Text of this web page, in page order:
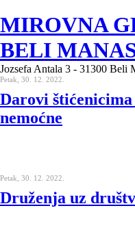
MIROVNA
BELI
Jozsefa Antala 3 - 31300 Beli
Petak, 30. 12. 2022.
Darovi
nemoćne
Petak, 30. 12. 2022.
Druženja uz